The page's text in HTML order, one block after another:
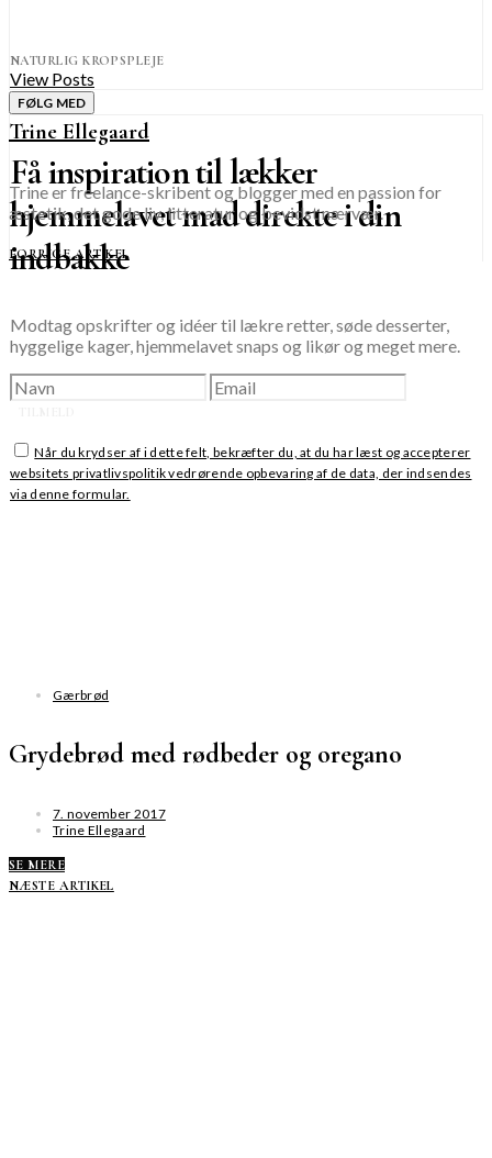
NATURLIG KROPSPLEJE
View Posts
FØLG MED
Få inspiration til lækker
hjemmelavet mad direkte i din
indbakke
Modtag opskrifter og idéer til lækre retter, søde desserter,
hyggelige kager, hjemmelavet snaps og likør og meget mere.
Når du krydser af i dette felt, bekræfter du, at du har læst og accepterer
websitets privatlivspolitik vedrørende opbevaring af de data, der indsendes
via denne formular.
Trine Ellegaard
Trine er freelance-skribent og blogger med en passion for
æstetik, det gode liv, litteratur og bevidst nærvær.
FORRIGE ARTIKEL
Gærbrød
Grydebrød med rødbeder og oregano
7. november 2017
Trine Ellegaard
SE MERE
NÆSTE ARTIKEL